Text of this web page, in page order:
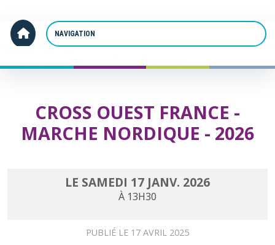
Accueil
CROSS OUEST FRANCE -
MARCHE NORDIQUE - 2026
LE SAMEDI 17 JANV. 2026
À 13H30
PUBLIÉ LE 17 AVRIL 2025